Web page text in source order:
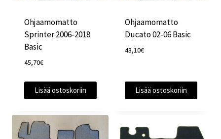
Ohjaamomatto
Sprinter 2006-2018
Basic
45,70€
Lisää ostoskoriin
Ohjaamomatto
Ducato 02-06 Basic
43,10€
Lisää ostoskoriin